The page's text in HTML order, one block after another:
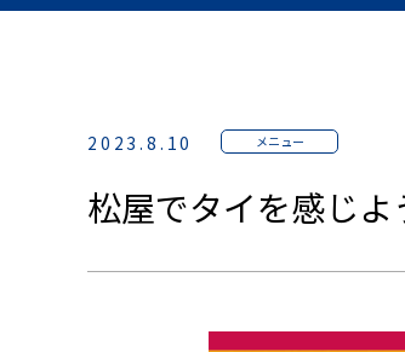
2023.8.10 メニュー
松屋でタイを感じ